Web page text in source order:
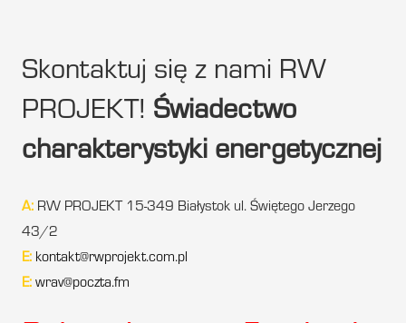
Skontaktuj się z nami RW
PROJEKT! Świadectwo
charakterystyki energetycznej
A: RW PROJEKT 15-349 Białystok ul. Świętego Jerzego
43/2
E: kontakt@rwprojekt.com.pl
E: wrav@poczta.fm